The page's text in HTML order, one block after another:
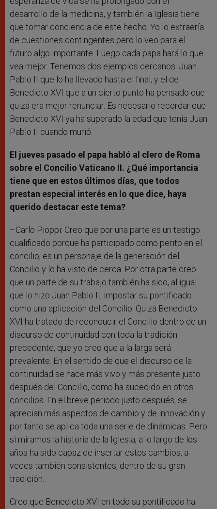
desarrollo de la medicina, y también la Iglesia tiene
que tomar conciencia de este hecho. Yo lo extraería
de cuestiones contingentes pero lo veo para el
futuro algo importante. Luego cada papa hará lo que
vea mejor. Tenemos dos ejemplos cercanos: Juan
Pablo II que lo ha llevado hasta el final, y el de
Benedicto XVI que a un cierto punto ha pensado que
quizá era mejor renunciar. Es necesario recordar que
Benedicto XVI ya ha superado la edad que tenía Juan
Pablo II cuando murió.
El jueves pasado el papa habló al clero de Roma
sobre el Concilio Vaticano II. ¿Qué importancia
tiene que en estos últimos días, que todos
prestan especial interés en lo que dice, haya
querido destacar este tema?
–Carlo Pioppi: Creo que por una parte es un testigo
cualificado porque ha participado como perito en el
concilio, es un personaje de la generación del
Concilio y lo ha visto de cerca. Por otra parte creo
que un parte de su trabajo también ha sido, al igual
que lo hizo Juan Pablo II, impostar su pontificado
como una aplicación del Concilio. Quizá Benedicto
XVI ha tratado de reconducir el Concilio dentro de un
discurso de continuidad con toda la tradición
precedente, que yo creo que a la larga será
prevalente. En el sentido de que el discurso de la
continuidad se hace más vivo y más presente justo
después del Concilio, como ha sucedido en otros
concilios. En el breve periodo justo después, se
aprecian más aspectos de cambio y de innovación y
por tanto se aplica toda una serie de dinámicas. Pero
si miramos la historia de la Iglesia, a lo largo de los
años ha sido capaz de insertar estos cambios, a
veces también consistentes, dentro de su gran
tradición.
Creo que Benedicto XVI en todo su pontificado ha